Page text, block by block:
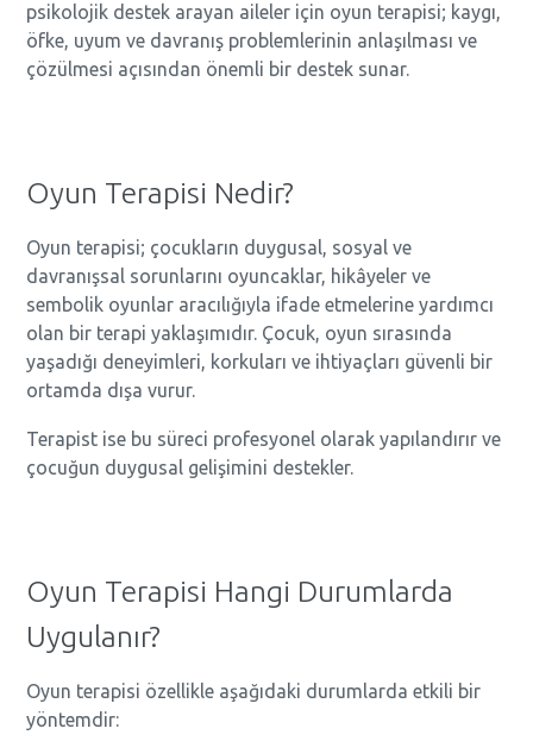
psikolojik destek arayan aileler için oyun terapisi; kaygı,
öfke, uyum ve davranış problemlerinin anlaşılması ve
çözülmesi açısından önemli bir destek sunar.
Oyun Terapisi Nedir?
Oyun terapisi; çocukların duygusal, sosyal ve
davranışsal sorunlarını oyuncaklar, hikâyeler ve
sembolik oyunlar aracılığıyla ifade etmelerine yardımcı
olan bir terapi yaklaşımıdır. Çocuk, oyun sırasında
yaşadığı deneyimleri, korkuları ve ihtiyaçları güvenli bir
ortamda dışa vurur.
Terapist ise bu süreci profesyonel olarak yapılandırır ve
çocuğun duygusal gelişimini destekler.
Oyun Terapisi Hangi Durumlarda
Uygulanır?
Oyun terapisi özellikle aşağıdaki durumlarda etkili bir
yöntemdir: